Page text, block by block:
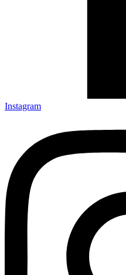
Instagram